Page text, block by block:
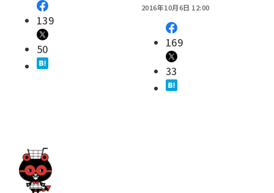
139
50
2016年10月6日 12:00
169
33